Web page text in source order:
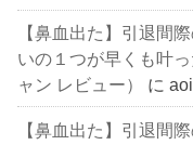
【鼻血出た】引退間
いの１つが早くも叶
ャン レビュー）
に
【鼻血出た】引退間